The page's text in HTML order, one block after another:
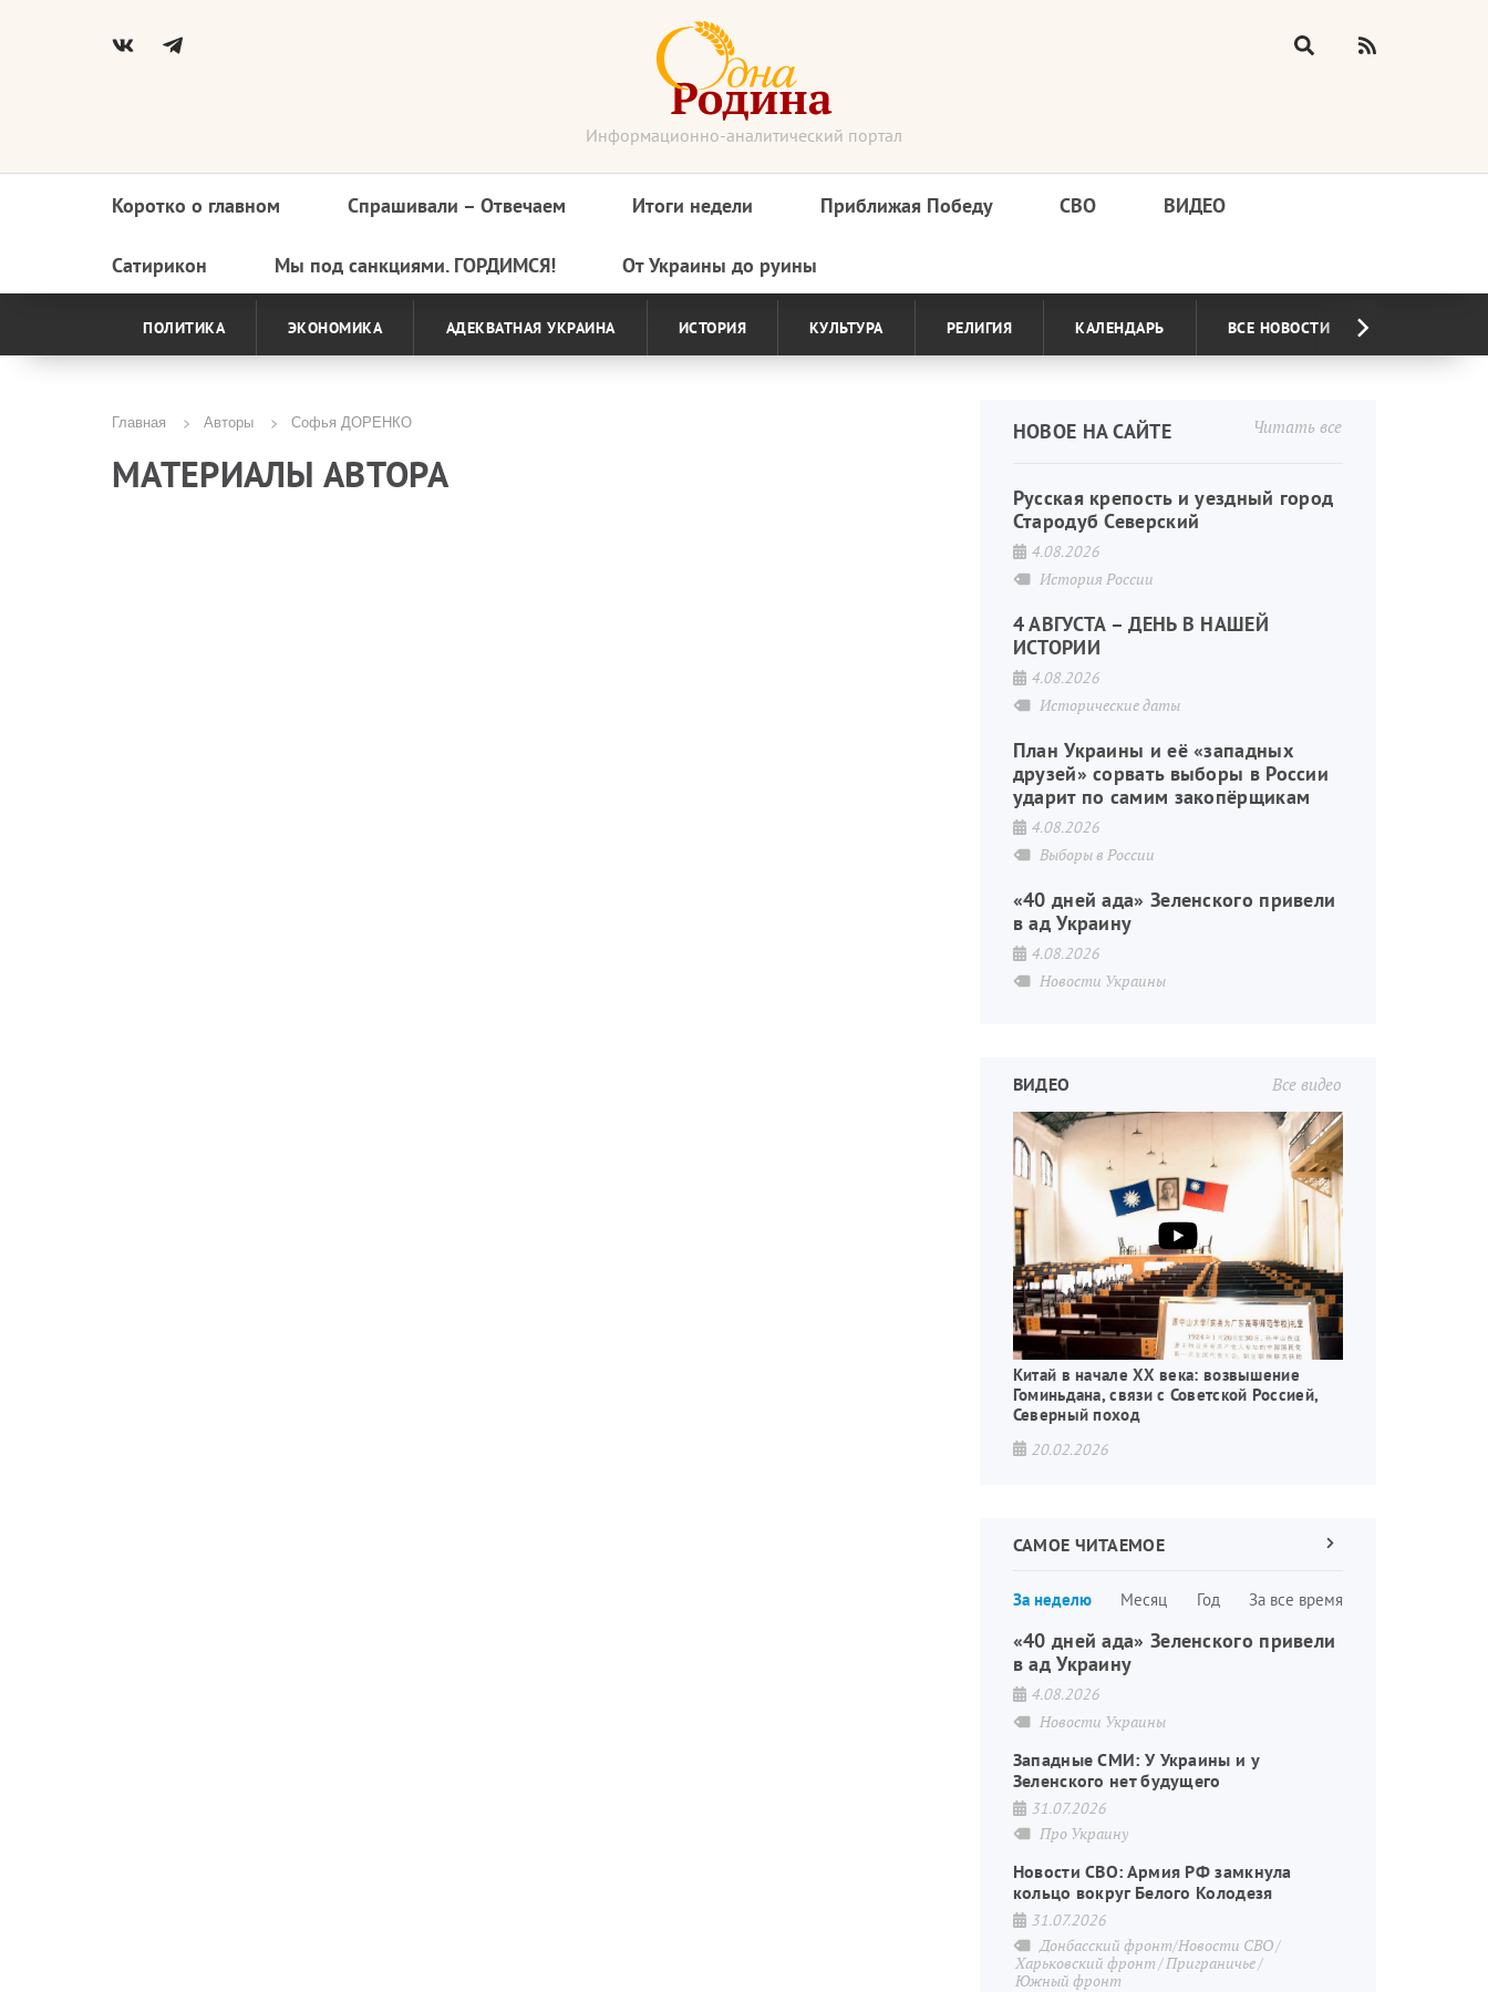
Информационно-аналитический портал
Основная
навигация
Коротко о главном Спрашивали – Отвечаем Итоги недели Приближая Победу СВО ВИДЕО
Сатирикон Мы под санкциями. ГОРДИМСЯ! От Украины до руины
ПОЛИТИКА ЭКОНОМИКА АДЕКВАТНАЯ УКРАИНА ИСТОРИЯ КУЛЬТУРА РЕЛИГИЯ КАЛЕНДАРЬ ВСЕ НОВОСТИ
Строка
навигации
Главная Авторы Софья ДОРЕНКО
МАТЕРИАЛЫ АВТОРА
Читать все
НОВОЕ НА САЙТЕ
Русская крепость и уездный город
Стародуб Северский
4.08.2026
История России
4 АВГУСТА – ДЕНЬ В НАШЕЙ
ИСТОРИИ
4.08.2026
Исторические даты
План Украины и её «западных
друзей» сорвать выборы в России
ударит по самим закопёрщикам
4.08.2026
Выборы в России
«40 дней ада» Зеленского привели
в ад Украину
4.08.2026
Новости Украины
Все видео
ВИДЕО
Китай в начале XX века: возвышение
Гоминьдана, связи с Советской Россией,
Северный поход
20.02.2026
САМОЕ ЧИТАЕМОЕ
За неделю Месяц Год За все времястраниц
Следующая
«40 дней ада» Зеленского привели
в ад Украину
4.08.2026
Новости Украины
Западные СМИ: У Украины и у
Зеленского нет будущего
31.07.2026
Про Украину
Новости СВО: Армия РФ замкнула
кольцо вокруг Белого Колодезя
31.07.2026
Донбасский фронт/Новости СВО
Харьковский фронт Приграничье
Южный фронт